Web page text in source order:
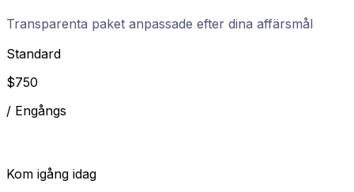
Transparenta paket anpassade efter dina affärsmål
Standard
$750
/ Engångs
Kom igång idag